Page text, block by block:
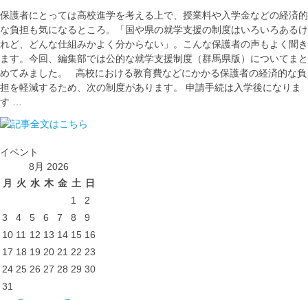
保護者にとっては高校進学を考える上で、授業料や入学金などの経済的
な負担も気になるところ。「国や県の就学支援の制度はいろいろあるけ
れど、どんな仕組みかよく分からない」。こんな保護者の声もよく聞き
ます。今回、編集部では公的な就学支援制度（群馬県版）についてまと
めてみました。 高校における教育費などにかかる保護者の経済的な負
担を軽減するため、次の制度があります。 申請手続は入学後になりま
す …
イベント
8月 2026
月 火 水 木 金 土 日
1
2
3
4 5 6 7 8
9
10 11 12 13 14 15 16
17 18 19 20 21 22 23
24 25 26 27 28 29 30
31